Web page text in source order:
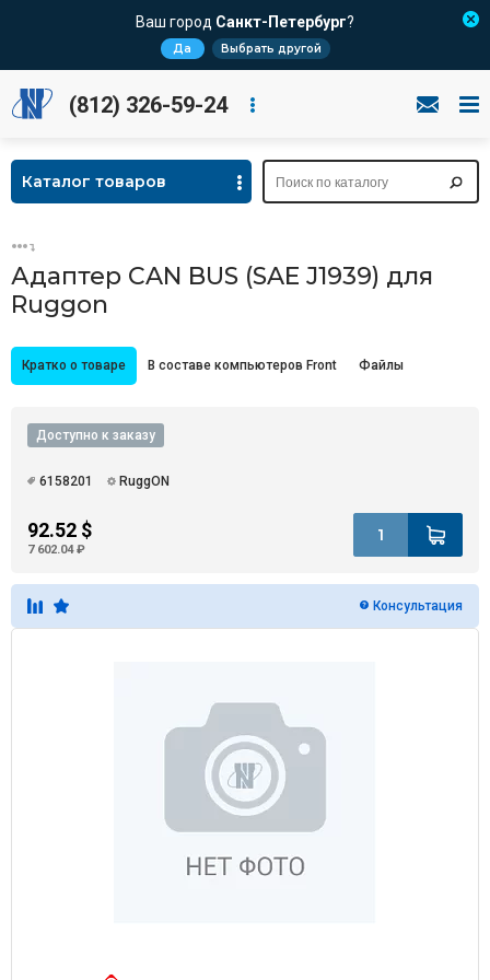
Ваш город Санкт-Петербург?
Да Выбрать другой
(812) 326-59-24
Каталог товаров
Адаптер CAN BUS (SAE J1939) для
Ruggon
Кратко о товаре В составе компьютеров Front Файлы
Доступно к заказу
6158201 RuggON
92.52 $
7 602.04 ₽
Консультация